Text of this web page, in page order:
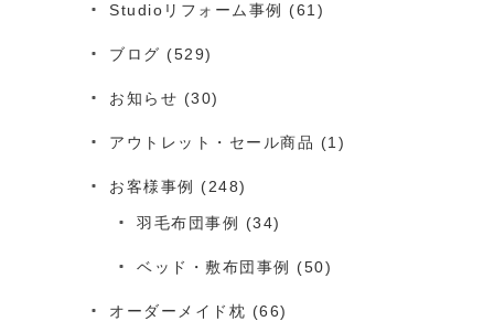
Studioリフォーム事例 (61)
ブログ (529)
お知らせ (30)
アウトレット・セール商品 (1)
お客様事例 (248)
羽毛布団事例 (34)
ベッド・敷布団事例 (50)
オーダーメイド枕 (66)